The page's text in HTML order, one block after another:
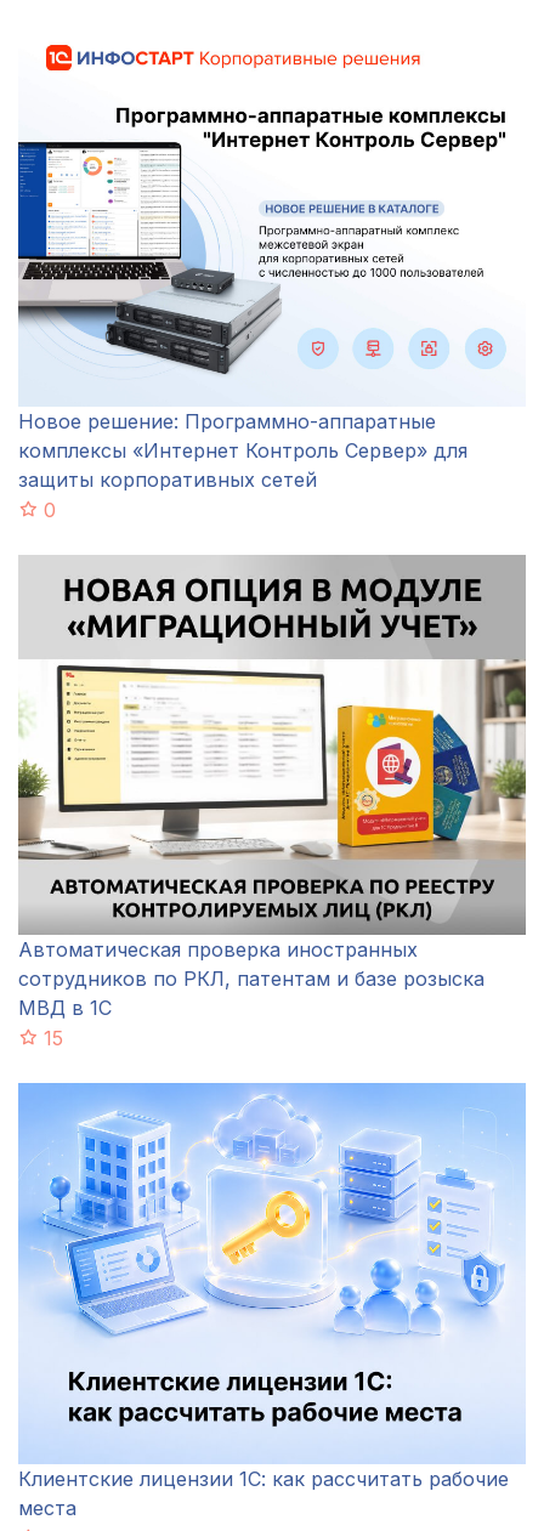
Новое решение: Программно-аппаратные
комплексы «Интернет Контроль Сервер» для
защиты корпоративных сетей
0
Автоматическая проверка иностранных
сотрудников по РКЛ, патентам и базе розыска
МВД в 1С
15
Клиентские лицензии 1С: как рассчитать рабочие
места